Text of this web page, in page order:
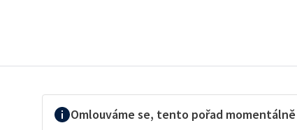
Omlouváme se, tento pořad